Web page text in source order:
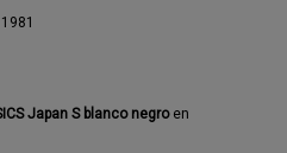
Japan S blanco negroen